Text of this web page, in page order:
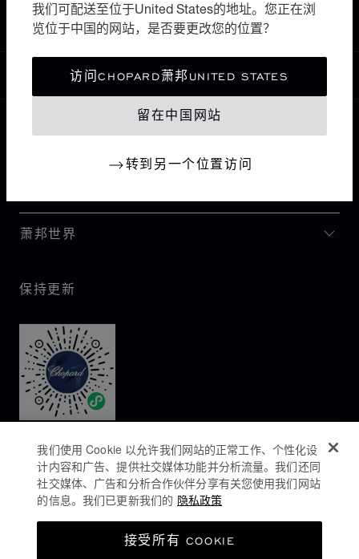
我们可配送至位于United States的地址。您正在浏
览位于中国的网站，是否要更改您的位置？
访问CHOPARD萧邦UNITED STATES
留在中国网站
转到另一个位置访问
摩洛哥 CASABLANCA MYSTÈRE
中国
本地化（更改国家/地区）
更改国家/地区
萧邦世界
保持更新
我们使用 Cookie 以允许我们网站的正常工作、个性化设
计内容和广告、提供社交媒体功能并分析流量。我们还同
社交媒体、广告和分析合作伙伴分享有关您使用我们网站
的信息。我们已更新我们的 隐私政策
接受所有 COOKIE